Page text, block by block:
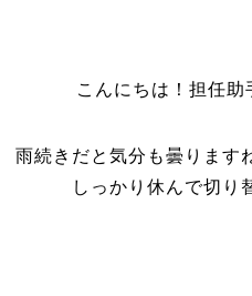
こんにちは！担任助
雨続きだと気分も曇ります
しっかり休んで切り